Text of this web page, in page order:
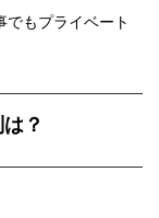
もプライベート
？